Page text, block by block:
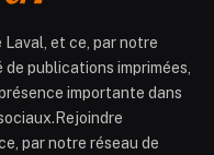
Laval, et ce, par notre
publications imprimées,
importante dans
par notre réseau de